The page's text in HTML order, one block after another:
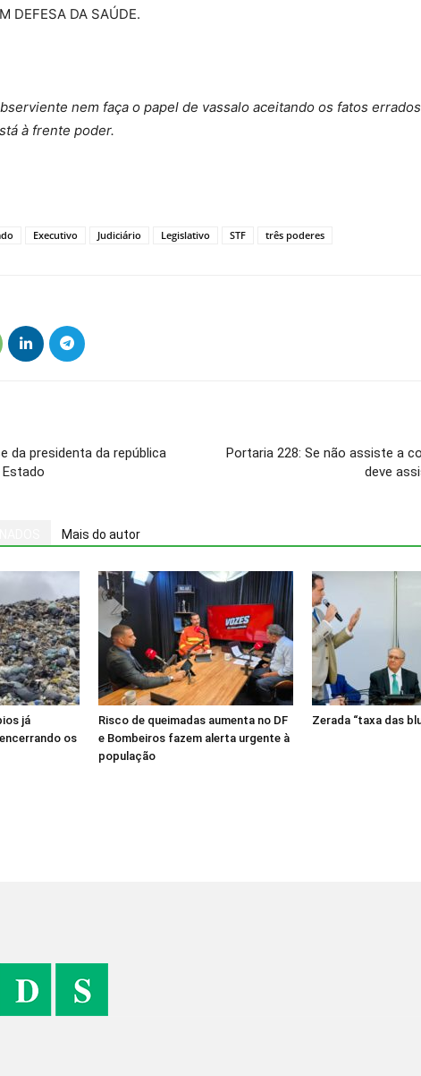
DEFESA DA SAÚDE.
nem faça o papel de vassalo aceitando os fatos
à frente poder.
Executivo Judiciário Legislativo STF três poderes
da presidenta da república
Portaria 228: Se não assiste a
deve
Mais do autor
já
os
Risco de queimadas aumenta no DF
e Bombeiros fazem alerta urgente à
população
Zerada “taxa das